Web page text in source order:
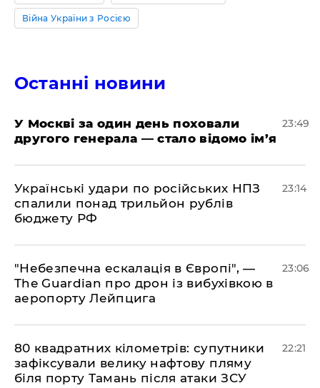
Війна України з Росією
Останні новини
​У Москві за один день поховали
другого генерала — стало відомо ім’я
23:49
​Українські удари по російських НПЗ
спалили понад трильйон рублів
бюджету РФ
23:14
​"Небезпечна ескалація в Європі", —
The Guardian про дрон із вибухівкою в
аеропорту Лейпцига
23:06
​80 квадратних кілометрів: супутники
зафіксували велику нафтову пляму
біля порту Тамань після атаки ЗСУ
22:21